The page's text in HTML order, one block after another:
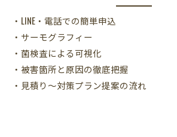
・LINE・電話での簡単申込
・サーモグラフィー
・菌検査による可視化
・被害箇所と原因の徹底把握
・見積り〜対策プラン提案の流れ